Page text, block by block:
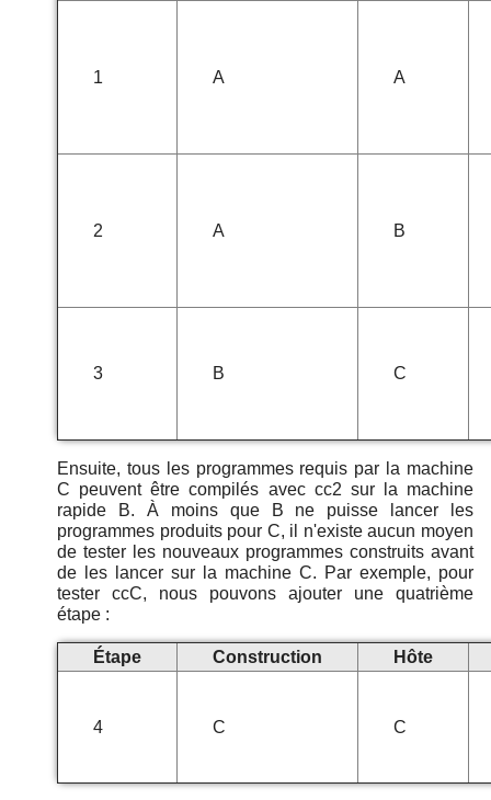
1 A A
2 A B
3 B C
Ensuite, tous les programmes requis par la machine
C peuvent être compilés avec cc2 sur la machine
rapide B. À moins que B ne puisse lancer les
programmes produits pour C, il n'existe aucun moyen
de tester les nouveaux programmes construits avant
de les lancer sur la machine C. Par exemple, pour
tester ccC, nous pouvons ajouter une quatrième
étape :
Étape Construction Hôte
4 C C